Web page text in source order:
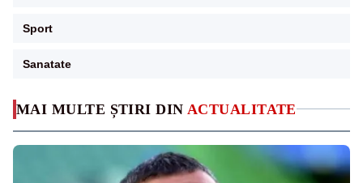
MAI MULTE ȘTIRI DIN ACTUALITATE
Sport
Sanatate